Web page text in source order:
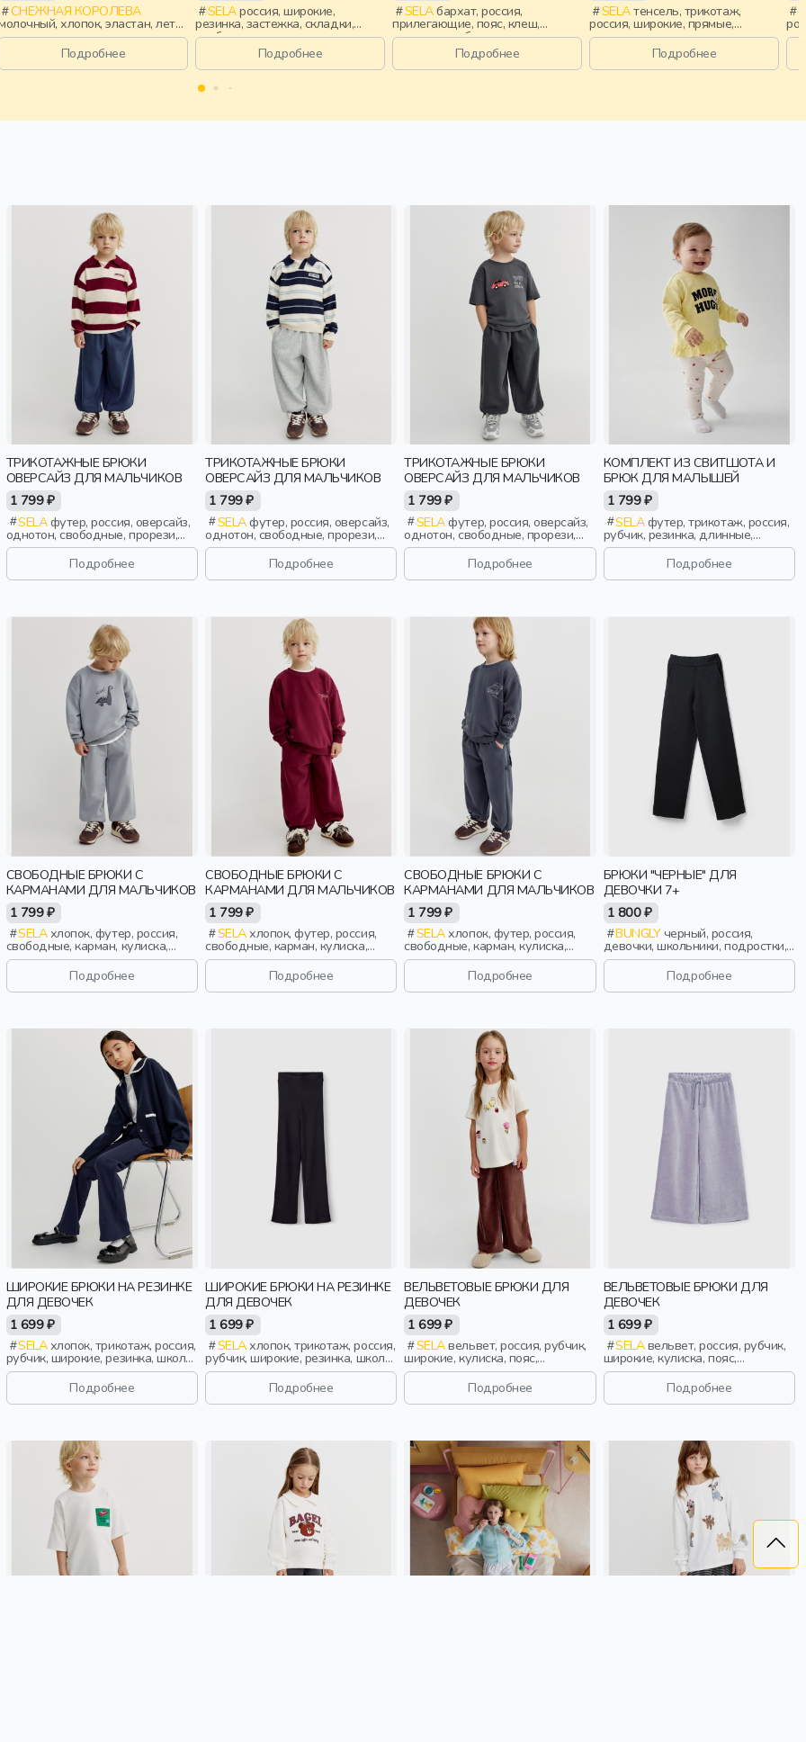
СНЕЖНАЯ КОРОЛЕВА
хлопок, эластан, лето,
весна, россия, завязки, прорези,
карман, пояс, эластичные,
мальчики, детиПодробнее
SELAроссия, широкие,
резинка, застежка, складки,
свободные, прорези, карман,
пояс, девочки, старшеклассники,
Подробнее
SELAбархат, россия,
прилегающие, пояс, клеш,
эластичные, бархат, спорт,
девочки, старшеклассники, дети
Подробнее
SELAтенсель, трикотаж,
россия, широкие, прямые,
резинка, пояс, девочки,
старшеклассники, дети
Подробнее
ТРИКОТАЖНЫЕ БРЮКИ
ОВЕРСАЙЗ ДЛЯ МАЛЬЧИКОВ
1 799 ₽
SELAфутер, россия, оверсайз,
однотон, свободные, прорези,
кулиска, пояс, эластичные,
мальчики, детиПодробнее
ТРИКОТАЖНЫЕ БРЮКИ
ОВЕРСАЙЗ ДЛЯ МАЛЬЧИКОВ
1 799 ₽
SELAфутер, россия, оверсайз,
однотон, свободные, прорези,
кулиска, пояс, эластичные,
мальчики, детиПодробнее
ТРИКОТАЖНЫЕ БРЮКИ
ОВЕРСАЙЗ ДЛЯ МАЛЬЧИКОВ
1 799 ₽
SELAфутер, россия, оверсайз,
однотон, свободные, прорези,
кулиска, пояс, эластичные,
мальчики, детиПодробнее
КОМПЛЕКТ ИЗ СВИТШОТА И
БРЮК ДЛЯ МАЛЫШЕЙ
1 799 ₽
SELAфутер, трикотаж, россия,
рубчик, резинка, длинные,
застежка, кнопки, манжета,
свободные, принт, вырез,
круглый вырез, пояс, кружево,
эластичные, малыши, дети
Подробнее
СВОБОДНЫЕ БРЮКИ С
КАРМАНАМИ ДЛЯ МАЛЬЧИКОВ
1 799 ₽
SELAхлопок, футер, россия,
свободные, карман, кулиска,
пояс, эластичные, мальчики, дети
Подробнее
СВОБОДНЫЕ БРЮКИ С
КАРМАНАМИ ДЛЯ МАЛЬЧИКОВ
1 799 ₽
SELAхлопок, футер, россия,
свободные, карман, кулиска,
пояс, эластичные, мальчики, дети
Подробнее
СВОБОДНЫЕ БРЮКИ С
КАРМАНАМИ ДЛЯ МАЛЬЧИКОВ
1 799 ₽
SELAхлопок, футер, россия,
свободные, карман, кулиска,
пояс, эластичные, мальчики, дети
Подробнее
БРЮКИ "ЧЕРНЫЕ" ДЛЯ
ДЕВОЧКИ 7+
1 800 ₽
BUNGLYчерный, россия,
девочки, школьники, подростки,
дети
Подробнее
ШИРОКИЕ БРЮКИ НА РЕЗИНКЕ
ДЛЯ ДЕВОЧЕК
1 699 ₽
SELAхлопок, трикотаж, россия,
рубчик, широкие, резинка, школа,
пояс, высокая посадка,
эластичные, девочки, дети
Подробнее
ШИРОКИЕ БРЮКИ НА РЕЗИНКЕ
ДЛЯ ДЕВОЧЕК
1 699 ₽
SELAхлопок, трикотаж, россия,
рубчик, широкие, резинка, школа,
пояс, высокая посадка,
эластичные, девочки, дети
Подробнее
ВЕЛЬВЕТОВЫЕ БРЮКИ ДЛЯ
ДЕВОЧЕК
1 699 ₽
SELAвельвет, россия, рубчик,
широкие, кулиска, пояс,
эластичные, девочки, дети
Подробнее
ВЕЛЬВЕТОВЫЕ БРЮКИ ДЛЯ
ДЕВОЧЕК
1 699 ₽
SELAвельвет, россия, рубчик,
широкие, кулиска, пояс,
эластичные, девочки, дети
Подробнее